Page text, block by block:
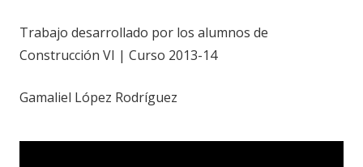
Trabajo desarrollado por los alumnos de
Construcción VI | Curso 2013-14
Gamaliel López Rodríguez